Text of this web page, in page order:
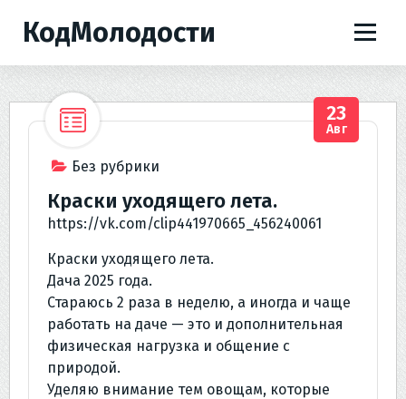
е
КодМолодости
Без рубрики
23
Авг
Краски уходящего лета.
https://vk.com/clip441970665_456240061
Краски уходящего лета.
Дача 2025 года.
Стараюсь 2 раза в неделю, а иногда и чаще
работать на даче — это и дополнительная
физическая нагрузка и общение с
природой.
Уделяю внимание тем овощам, которые